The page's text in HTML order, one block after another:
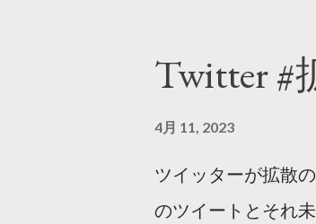
Twitter #
4月 11, 2023
ツイッターが拡散
のツイートとそれ